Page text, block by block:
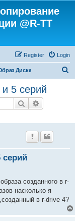
@R-TT
Login
Register
Диска
5 серий
Search
серий
созданного в r-
насколько я
в r-drive 4?